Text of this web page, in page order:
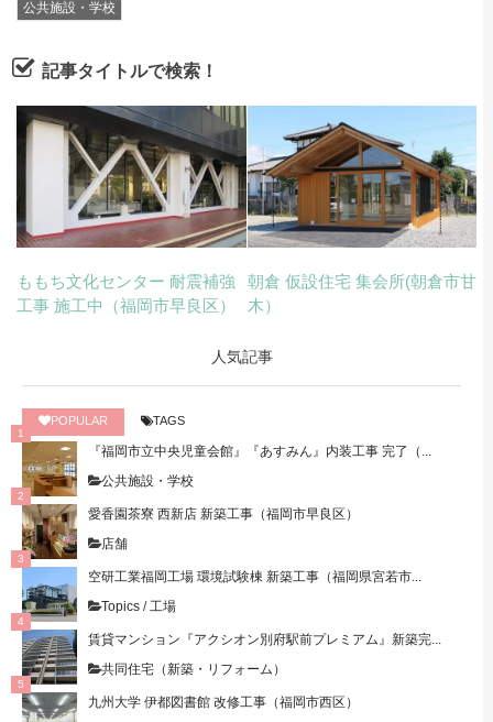
公共施設・学校
記事タイトルで検索！
ももち文化センター 耐震補強
工事 施工中（福岡市早良区）
朝倉 仮設住宅 集会所(朝倉市甘
木）
人気記事
POPULAR TAGS
『福岡市立中央児童会館』『あすみん』内装工事 完了（...
公共施設・学校
愛香園茶寮 西新店 新築工事（福岡市早良区）
店舗
空研工業福岡工場 環境試験棟 新築工事（福岡県宮若市...
Topics / 工場
賃貸マンション『アクシオン別府駅前プレミアム』新築完...
共同住宅（新築・リフォーム）
九州大学 伊都図書館 改修工事（福岡市西区）